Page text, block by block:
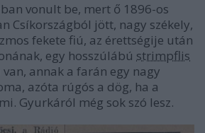
vonult be, mert ő 1896-os
Csíkországból jött, nagy székely,
fekete fiú, az érettségije után
egy hosszúlábú strimpflis
annak a farán egy nagy
azóta rúgós a dög, ha a
Gyurkáról még sok szó lesz.